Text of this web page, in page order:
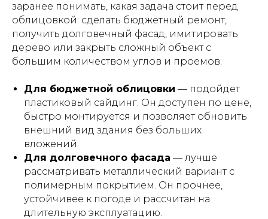
заранее понимать, какая задача стоит перед
облицовкой: сделать бюджетный ремонт,
получить долговечный фасад, имитировать
дерево или закрыть сложный объект с
большим количеством углов и проемов.
Для бюджетной облицовки — подойдет
пластиковый сайдинг. Он доступен по цене,
быстро монтируется и позволяет обновить
внешний вид здания без больших
вложений.
Для долговечного фасада — лучше
рассматривать металлический вариант с
полимерным покрытием. Он прочнее,
устойчивее к погоде и рассчитан на
длительную эксплуатацию.